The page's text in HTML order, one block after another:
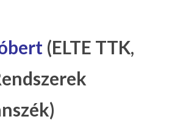
IL
LA
G
O
KI
G
(ELTE TTK,